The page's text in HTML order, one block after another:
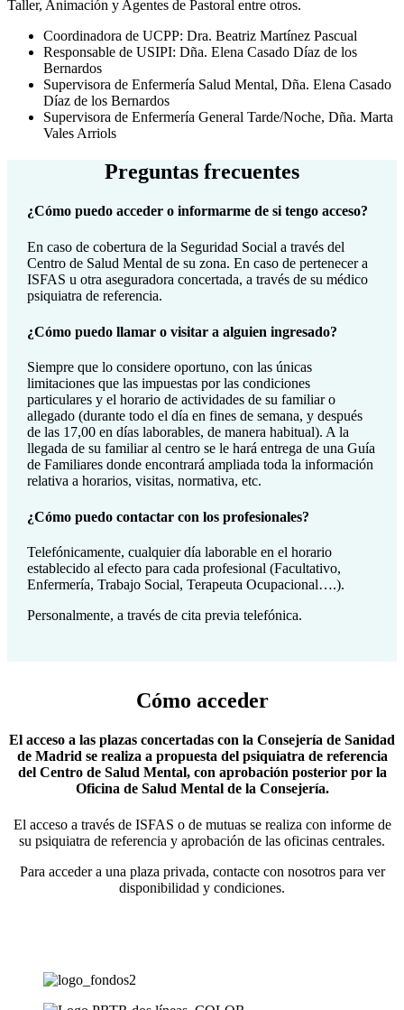
Taller, Animación y Agentes de Pastoral entre otros.
Coordinadora de UCPP: Dra. Beatriz Martínez Pascual
Responsable de USIPI: Dña. Elena Casado Díaz de los
Bernardos
Supervisora de Enfermería Salud Mental, Dña. Elena Casado
Díaz de los Bernardos
Supervisora de Enfermería General Tarde/Noche, Dña. Marta
Vales Arriols
Preguntas frecuentes
¿Cómo puedo acceder o informarme de si tengo acceso?
En caso de cobertura de la Seguridad Social a través del
Centro de Salud Mental de su zona. En caso de pertenecer a
ISFAS u otra aseguradora concertada, a través de su médico
psiquiatra de referencia.
¿Cómo puedo llamar o visitar a alguien ingresado?
Siempre que lo considere oportuno, con las únicas
limitaciones que las impuestas por las condiciones
particulares y el horario de actividades de su familiar o
allegado (durante todo el día en fines de semana, y después
de las 17,00 en días laborables, de manera habitual). A la
llegada de su familiar al centro se le hará entrega de una Guía
de Familiares donde encontrará ampliada toda la información
relativa a horarios, visitas, normativa, etc.
¿Cómo puedo contactar con los profesionales?
Telefónicamente, cualquier día laborable en el horario
establecido al efecto para cada profesional (Facultativo,
Enfermería, Trabajo Social, Terapeuta Ocupacional….).
Personalmente, a través de cita previa telefónica.
Cómo acceder
El acceso a las plazas concertadas con la Consejería de Sanidad
de Madrid se realiza a propuesta del psiquiatra de referencia
del Centro de Salud Mental, con aprobación posterior por la
Oficina de Salud Mental de la Consejería.
El acceso a través de ISFAS o de mutuas se realiza con informe de
su psiquiatra de referencia y aprobación de las oficinas centrales.
Para acceder a una plaza privada, contacte con nosotros para ver
disponibilidad y condiciones.